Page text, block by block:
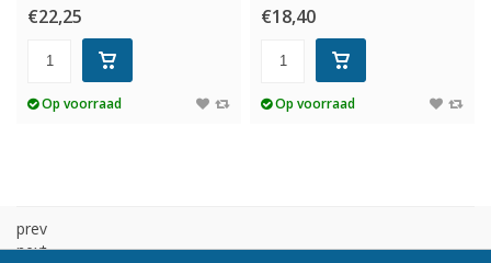
€22,25
Op voorraad
€18,40
Op voorraad
prev
next